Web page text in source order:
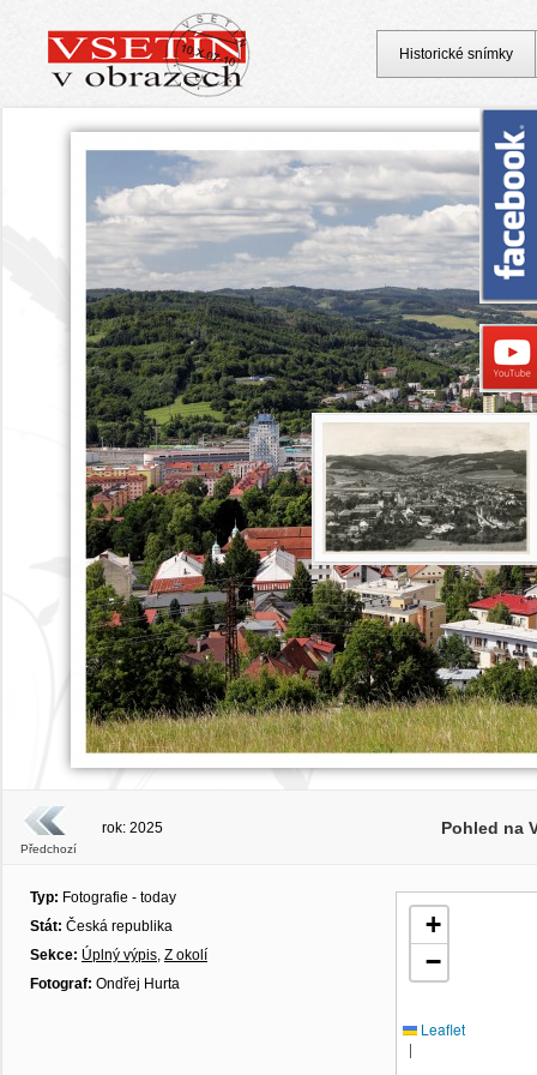
Předchozí
rok: 2025 Pohled na
Typ: Fotografie - today
Stát: Česká republika
Sekce: Úplný výpis, Z okolí
Fotograf: Ondřej Hurta
+
−
Leaflet
|
Historické snímky